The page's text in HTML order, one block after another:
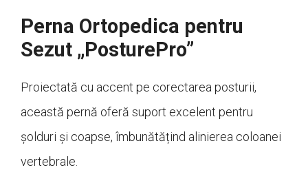
Perna Ortopedica pentru
Sezut „PosturePro”
Proiectată cu accent pe corectarea posturii,
această pernă oferă suport excelent pentru
șolduri și coapse, îmbunătățind alinierea coloanei
vertebrale.